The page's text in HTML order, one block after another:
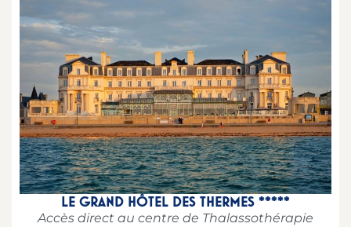
LE GRAND HÔTEL DES THERMES *****
Accès direct au centre de Thalassothérapie